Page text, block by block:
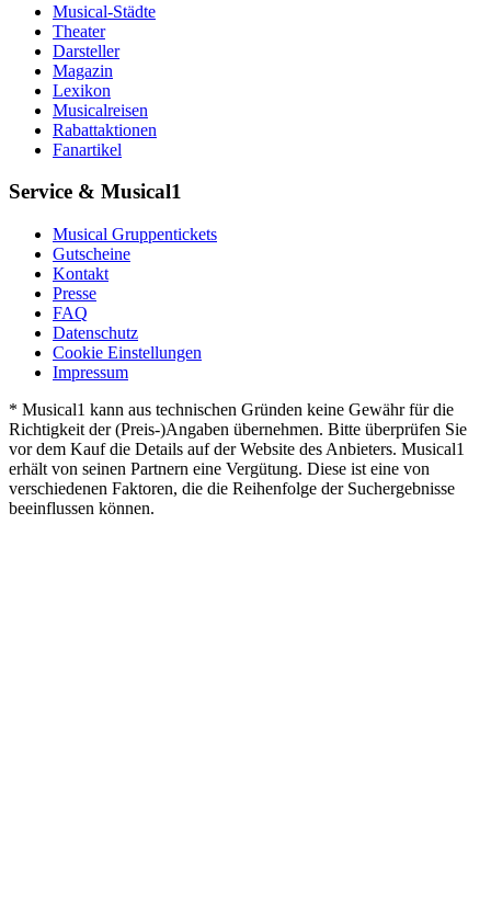
Musical-Städte
Theater
Darsteller
Magazin
Lexikon
Musicalreisen
Rabattaktionen
Fanartikel
Service & Musical1
Musical Gruppentickets
Gutscheine
Kontakt
Presse
FAQ
Datenschutz
Cookie Einstellungen
Impressum
* Musical1 kann aus technischen Gründen keine Gewähr für die
Richtigkeit der (Preis-)Angaben übernehmen. Bitte überprüfen Sie
vor dem Kauf die Details auf der Website des Anbieters. Musical1
erhält von seinen Partnern eine Vergütung. Diese ist eine von
verschiedenen Faktoren, die die Reihenfolge der Suchergebnisse
beeinflussen können.